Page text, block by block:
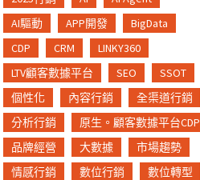
AI驅動
APP開發
BigData
CDP
CRM
LINKY360
LTV顧客數據平台
SEO
SSOT
個性化
內容行銷
全渠道行銷
分析行銷
原生。顧客數據平台CDP
品牌經營
大數據
市場趨勢
情感行銷
數位行銷
數位轉型